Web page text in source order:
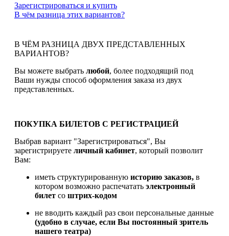
Зарегистрироваться и купить
В чём разница этих вариантов?
В ЧЁМ РАЗНИЦА ДВУХ ПРЕДСТАВЛЕННЫХ
ВАРИАНТОВ?
Вы можете выбрать любой, более подходящий под
Ваши нужды способ оформления заказа из двух
представленных.
ПОКУПКА БИЛЕТОВ С РЕГИСТРАЦИЕЙ
Выбрав вариант "Зарегистрироваться", Вы
зарегистрируете личный кабинет, который позволит
Вам:
иметь структурированную историю заказов, в
котором возможно распечатать электронный
билет со штрих-кодом
не вводить каждый раз свои персональные данные
(удобно в случае, если Вы постоянный зритель
нашего театра)